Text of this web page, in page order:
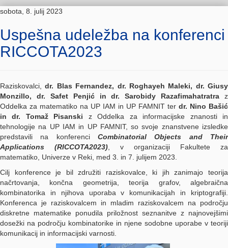
sobota, 8. julij 2023
Uspešna udeležba na konferenci
RICCOTA2023
Raziskovalci,dr. Blas Fernandez, dr. Roghayeh Maleki, dr. Giusy
Monzillo, dr. Safet Penjić in dr. Sarobidy Razafimahatratra z
Oddelka za matematiko na UP IAM in UP FAMNIT ter dr. Nino Bašić
in dr. Tomaž Pisanski z Oddelka za informacijske znanosti in
tehnologije na UP IAM in UP FAMNIT, so svoje znanstvene izsledke
predstavili na konferenci Combinatorial Objects and Their
Applications (RICCOTA2023) , v organizaciji Fakultete za
matematiko, Univerze v Reki, med 3. in 7. julijem 2023.
Cilj konference je bil združiti raziskovalce, ki jih zanimajo teorija
načrtovanja, končna geometrija, teorija grafov, algebraična
kombinatorika in njihova uporaba v komunikacijah in kriptografiji.
Konferenca je raziskovalcem in mladim raziskovalcem na področju
diskretne matematike ponudila priložnost seznanitve z najnovejšimi
dosežki na področju kombinatorike in njene sodobne uporabe v teoriji
komunikacij in informacijski varnosti.